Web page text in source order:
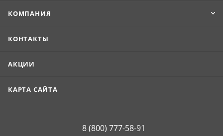
КОМПАНИЯ
КОНТАКТЫ
АКЦИИ
КАРТА САЙТА
8 (800) 777-58-91